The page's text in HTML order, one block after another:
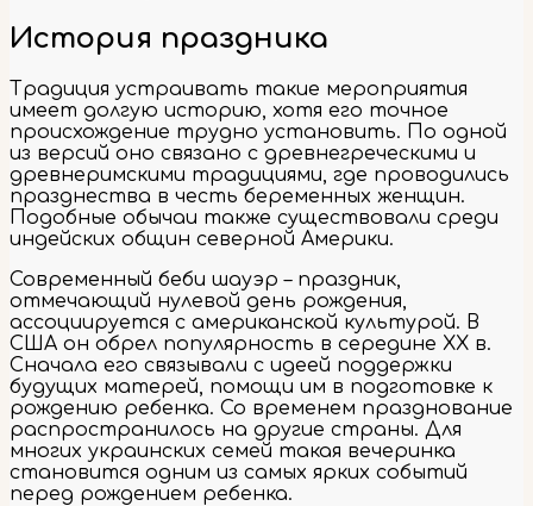
История праздника
Традиция устраивать такие мероприятия
имеет долгую историю, хотя его точное
происхождение трудно установить. По одной
из версий оно связано с древнегреческими и
древнеримскими традициями, где проводились
празднества в честь беременных женщин.
Подобные обычаи также существовали среди
индейских общин северной Америки.
Современный беби шауэр – праздник,
отмечающий нулевой день рождения,
ассоциируется с американской культурой. В
США он обрел популярность в середине ХХ в.
Сначала его связывали с идеей поддержки
будущих матерей, помощи им в подготовке к
рождению ребенка. Со временем празднование
распространилось на другие страны. Для
многих украинских семей такая вечеринка
становится одним из самых ярких событий
перед рождением ребенка.